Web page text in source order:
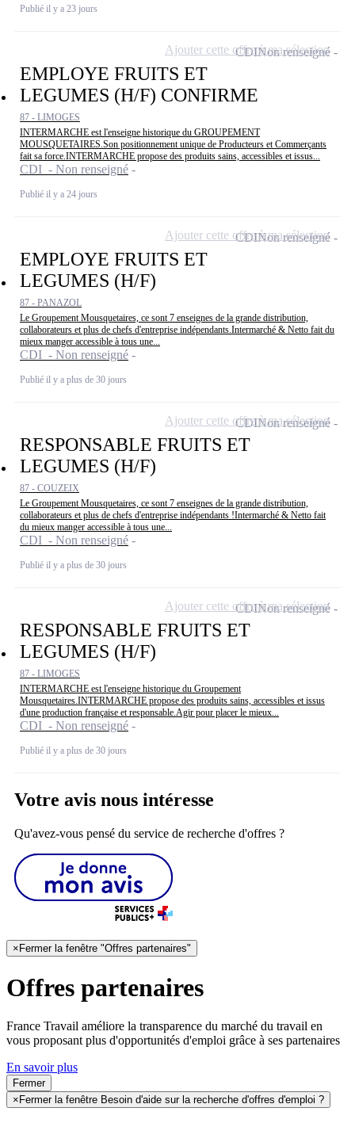
Publié il y a 23 jours
EMPLOYE FRUITS ET
LEGUMES (H/F) CONFIRME
87 - LIMOGES
INTERMARCHE est l'enseigne historique du GROUPEMENT
MOUSQUETAIRES.Son positionnement unique de Producteurs et Commerçants
fait sa force.INTERMARCHE propose des produits sains, accessibles et issus...
CDI - Non renseigné
Publié il y a 24 jours
CDINon renseigné
Ajouter cette offre à ma sélection
EMPLOYE FRUITS ET
LEGUMES (H/F)
87 - PANAZOL
Le Groupement Mousquetaires, ce sont 7 enseignes de la grande distribution,
collaborateurs et plus de chefs d'entreprise indépendants.Intermarché & Netto fait du
mieux manger accessible à tous une...
CDI - Non renseigné
Publié il y a plus de 30 jours
CDINon renseigné
Ajouter cette offre à ma sélection
RESPONSABLE FRUITS ET
LEGUMES (H/F)
87 - COUZEIX
Le Groupement Mousquetaires, ce sont 7 enseignes de la grande distribution,
collaborateurs et plus de chefs d'entreprise indépendants !Intermarché & Netto fait
du mieux manger accessible à tous une...
CDI - Non renseigné
Publié il y a plus de 30 jours
CDINon renseigné
Ajouter cette offre à ma sélection
RESPONSABLE FRUITS ET
LEGUMES (H/F)
87 - LIMOGES
INTERMARCHE est l'enseigne historique du Groupement
Mousquetaires.INTERMARCHE propose des produits sains, accessibles et issus
d'une production française et responsable.Agir pour placer le mieux...
CDI - Non renseigné
Publié il y a plus de 30 jours
CDINon renseigné
Ajouter cette offre à ma sélection
Votre avis nous intéresse
Qu'avez-vous pensé du service de recherche d'offres ?
×Fermer la fenêtre "Offres partenaires"
Offres partenaires
France Travail améliore la transparence du marché du travail en
vous proposant plus d'opportunités d'emploi grâce à ses partenaires
En savoir plus
Fermer
× Fermer la fenêtre Besoin d'aide sur la recherche d'offres d'emploi ?